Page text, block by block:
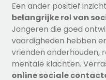
Een ander positief
belangrijke rol van
Jongeren die goed
vaardigheden hebben
vrienden onderhouden,
mentale klachten.
online sociale